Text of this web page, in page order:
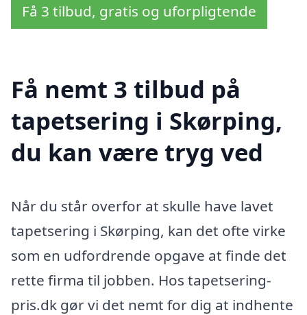
Få 3 tilbud, gratis og uforpligtende
Få nemt 3 tilbud på
tapetsering i Skørping,
du kan være tryg ved
Når du står overfor at skulle have lavet
tapetsering i Skørping, kan det ofte virke
som en udfordrende opgave at finde det
rette firma til jobben. Hos tapetsering-
pris.dk gør vi det nemt for dig at indhente